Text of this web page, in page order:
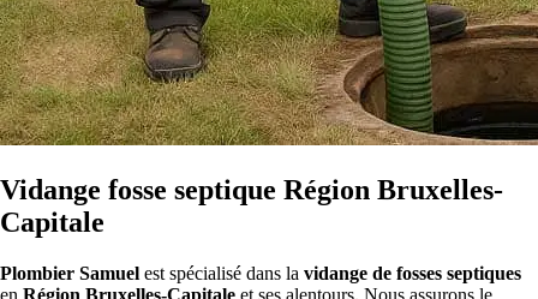
Vidange fosse septique Région Bruxelles-
Capitale
Plombier Samuel est spécialisé dans la vidange de fosses septiques
en Région Bruxelles-Capitale et ses alentours. Nous assurons le